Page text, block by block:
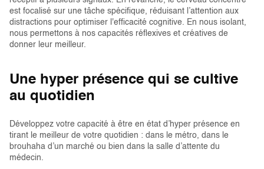
est focalisé sur une tâche spécifique, réduisant l’attention aux
distractions pour optimiser l'efficacité cognitive. En nous isolant,
nous permettons à nos capacités réflexives et créatives de
donner leur meilleur.
Une hyper présence qui se cultive
au quotidien
Développez votre capacité à être en état d’hyper présence en
tirant le meilleur de votre quotidien : dans le métro, dans le
brouhaha d’un marché ou bien dans la salle d’attente du
médecin.